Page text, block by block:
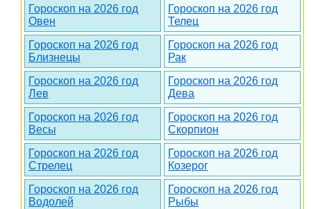
Гороскоп на 2026 год
Овен
Гороскоп на 2026 год
Телец
Гороскоп на 2026 год
Близнецы
Гороскоп на 2026 год
Рак
Гороскоп на 2026 год
Лев
Гороскоп на 2026 год
Дева
Гороскоп на 2026 год
Весы
Гороскоп на 2026 год
Скорпион
Гороскоп на 2026 год
Стрелец
Гороскоп на 2026 год
Козерог
Гороскоп на 2026 год
Водолей
Гороскоп на 2026 год
Рыбы